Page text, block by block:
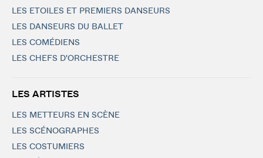
LES ETOILES ET PREMIERS DANSEURS
LES DANSEURS DU BALLET
LES COMÉDIENS
LES CHEFS D'ORCHESTRE
LES ARTISTES
LES METTEURS EN SCÈNE
LES SCÉNOGRAPHES
LES COSTUMIERS